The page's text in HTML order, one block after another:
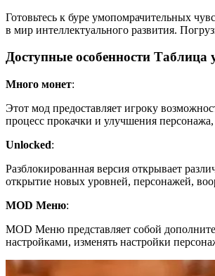
Готовьтесь к буре умопомрачительных
в мир интеллектуального развития.
Доступные особенности
Много монет:
Этот мод предоставляет игроку
процесс прокачки и улучшения
Unlocked:
Разблокированная версия открывает
открытие новых уровней, персонажей,
MOD Меню:
MOD Меню представляет собой
настройками, изменять настройки